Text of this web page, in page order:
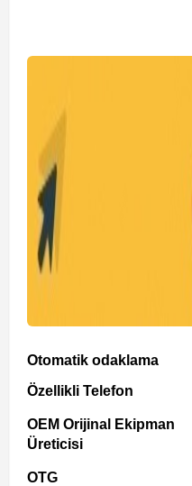
Otomatik odaklama
Özellikli Telefon
OEM Orijinal Ekipman
Üreticisi
OTG